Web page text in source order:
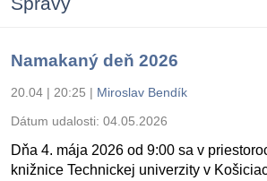
Namakaný deň 2026
20.04 | 20:25 | Miroslav Bendík
Dátum udalosti: 04.05.2026
Dňa 4. mája 2026 od 9:00 sa v
knižnice Technickej univerzity v